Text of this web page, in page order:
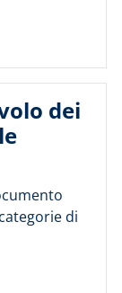
dei
di